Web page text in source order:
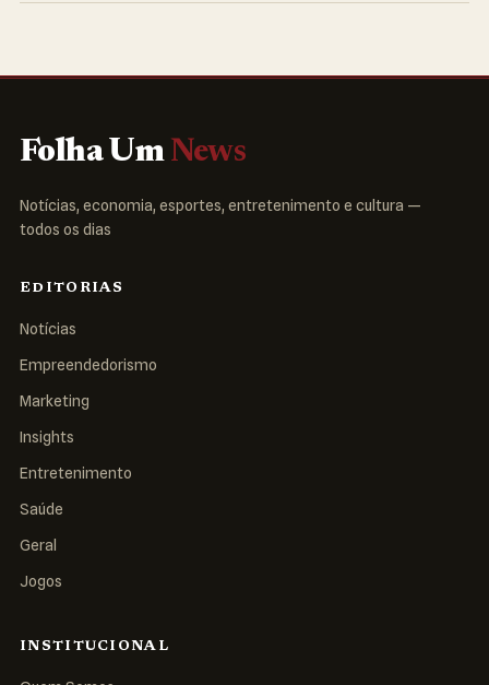
Folha Um News
Notícias, economia, esportes, entretenimento e cultura —
todos os dias
EDITORIAS
Notícias
Empreendedorismo
Marketing
Insights
Entretenimento
Saúde
Geral
Jogos
INSTITUCIONAL